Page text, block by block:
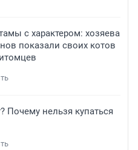
с характером: хозяева
показали своих котов
Почему нельзя купаться